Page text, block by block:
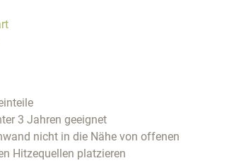
3 Jahren geeignet
nicht in die Nähe von offenen
Hitzequellen platzieren